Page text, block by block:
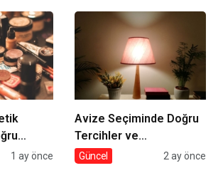
1 ay önce
Avize Seçiminde Doğru
Tercihler ve
Dekorasyona Etkisi
Güncel 2 ay önce